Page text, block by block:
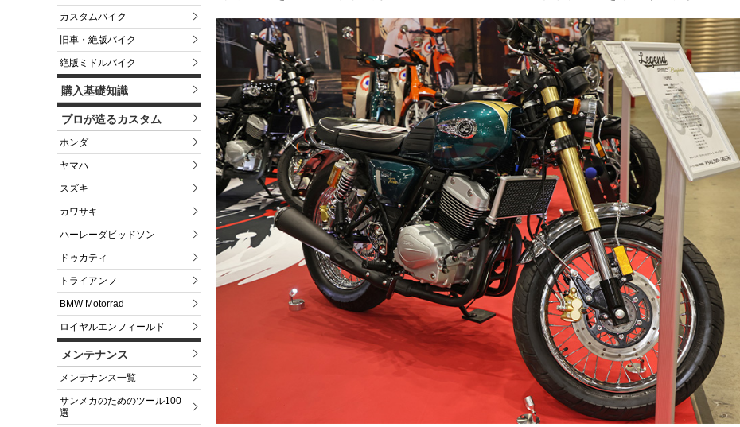
カスタムバイク
旧車・絶版バイク
絶版ミドルバイク
購入基礎知識
プロが造るカスタム
ホンダ
ヤマハ
スズキ
カワサキ
ハーレーダビッドソン
ドゥカティ
トライアンフ
BMW Motorrad
ロイヤルエンフィールド
メンテナンス
メンテナンス一覧
サンメカのためのツール100
選